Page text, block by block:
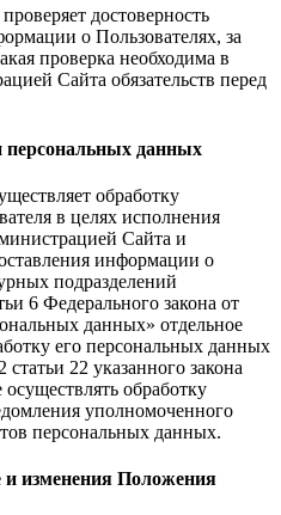
достоверность
о Пользователях, за
проверка необходима в
Сайта обязательств перед
персональных данных
обработку
в целях исполнения
Сайта и
информации о
подразделений
6 Федерального закона от
данных» отдельное
его персональных данных
22 указанного закона
обработку
уполномоченного
персональных данных.
и изменения Положения